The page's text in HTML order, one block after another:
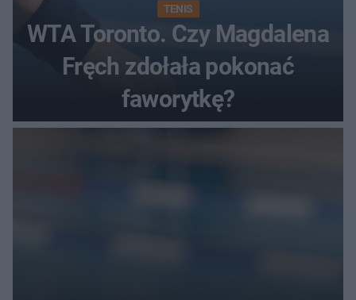
TENIS
WTA Toronto. Czy Magdalena
Fręch zdołała pokonać
faworytkę?